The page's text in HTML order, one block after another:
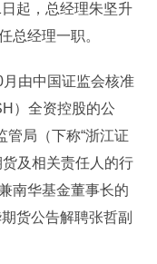
起，总经理朱坚升
总经理一职。
由中国证监会核准
）全资控股的公
管局（下称“浙江证
及相关责任人的行
南华基金董事长的
货公告解聘张哲副